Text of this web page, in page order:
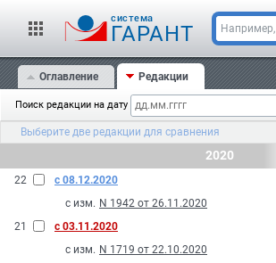
cистема
ГАРАНТ Например,
Оглавление Редакции
Поиск редакции на дату
Выберите две редакции для сравнения
2020
22
с 08.12.2020
с изм. N 1942 от 26.11.2020
21
с 03.11.2020
с изм. N 1719 от 22.10.2020